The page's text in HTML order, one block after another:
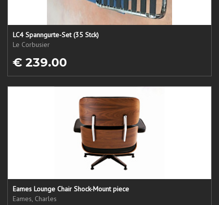
LC4 Spanngurte-Set (35 Stck)
Le Corbusier
€ 239.00
Eames Lounge Chair Shock-Mount piece
Eames, Charles